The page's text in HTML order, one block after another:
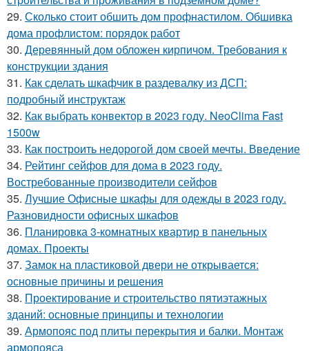
29. Сколько стоит обшить дом профнастилом. Обшивка
дома профлистом: порядок работ
30. Деревянный дом обложен кирпичом. Требования к
конструкции здания
31. Как сделать шкафчик в раздевалку из ДСП:
подробный инструктаж
32. Как выбрать конвектор в 2023 году. NeoClima Fast
1500w
33. Как построить недорогой дом своей мечты. Введение
34. Рейтинг сейфов для дома в 2023 году.
Востребованные производители сейфов
35. Лучшие Офисные шкафы для одежды в 2023 году.
Разновидности офисных шкафов
36. Планировка 3-комнатных квартир в панельных
домах. Проекты
37. Замок на пластиковой двери не открывается:
основные причины и решения
38. Проектирование и строительство пятиэтажных
зданий: основные принципы и технологии
39. Армопояс под плиты перекрытия и балки. Монтаж
армопояса